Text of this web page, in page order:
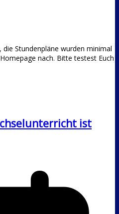
die Stundenpläne wurden minimal
nach. Bitte testest Euch
ist